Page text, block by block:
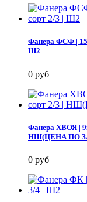
Фанера ФСФ |
Ш2
0 руб
Фанера ХВОЯ |
НШ(ЦЕНА ПО
0 руб